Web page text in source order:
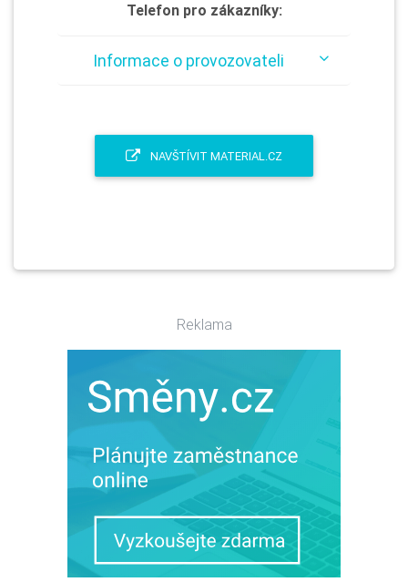
Telefon pro zákazníky:
Informace o provozovateli
NAVŠTÍVIT MATERIAL.CZ
Reklama